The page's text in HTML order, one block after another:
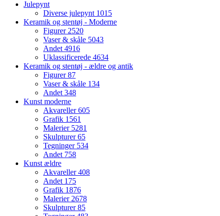
Julepynt
Diverse julepynt 1015
Keramik og stentøj - Moderne
Figurer 2520
Vaser & skåle 5043
Andet 4916
Uklassificerede 4634
Keramik og stentøj - ældre og antik
Figurer87
Vaser & skåle 134
Andet 348
Kunst moderne
Akvareller605
Grafik 1561
Malerier 5281
Skulpturer65
Tegninger 534
Andet 758
Kunst ældre
Akvareller408
Andet 175
Grafik 1876
Malerier 2678
Skulpturer85